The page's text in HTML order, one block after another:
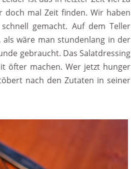
doch mal Zeit finden. Wir haben
gemacht. Auf dem Teller
wäre man stundenlang in der
gebraucht. Das Salatdressing
öfter machen. Wer jetzt hunger
nach den Zutaten in seiner